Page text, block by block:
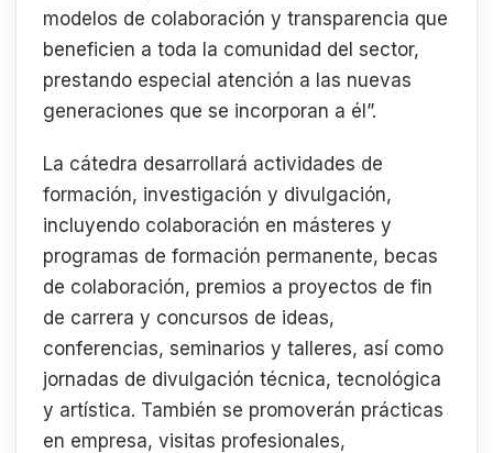
modelos de colaboración y transparencia que
beneficien a toda la comunidad del sector,
prestando especial atención a las nuevas
generaciones que se incorporan a él”.
La cátedra desarrollará actividades de
formación, investigación y divulgación,
incluyendo colaboración en másteres y
programas de formación permanente, becas
de colaboración, premios a proyectos de fin
de carrera y concursos de ideas,
conferencias, seminarios y talleres, así como
jornadas de divulgación técnica, tecnológica
y artística. También se promoverán prácticas
en empresa, visitas profesionales,